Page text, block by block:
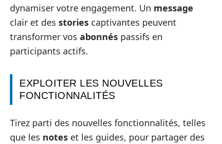
dynamiser votre engagement. Un message
clair et des stories captivantes peuvent
transformer vos abonnés passifs en
participants actifs.
EXPLOITER LES NOUVELLES
FONCTIONNALITÉS
Tirez parti des nouvelles fonctionnalités, telles
que les notes et les guides, pour partager des